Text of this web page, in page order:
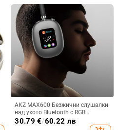
AKZ MAX600 Безжични слушалки
над ухото Bluetooth с RGB
дисплей и четец за карти,
30.79 €/60.22 лв